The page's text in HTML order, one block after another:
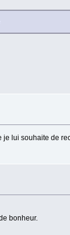
lui souhaite de
bonheur.